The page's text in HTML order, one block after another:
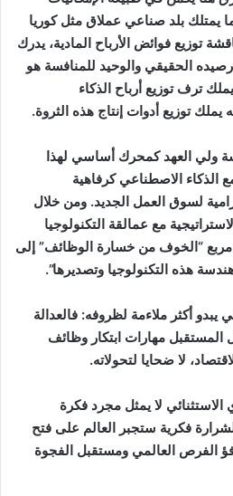
يمتلك بلد صناعي عملاق مثل كوريا
توزيع فوائض الأرباح المادية، يدرك
الحقيقي والوحيد للمنافسة هو
ترف توزيع أرباح الذكاء
توزيع أدوات إنتاج هذه الثروة.
ولي العهد كمحرك أساسي لهذا
الذكاء الاصطناعي كرفاهية
لسوق العمل الجديد. ومن خلال
مع عمالقة التكنولوجيا
“الخوف من خسارة الوظائف” إلى
هذه التكنولوجيا وتصديرها”.
يبدو أكثر ملاءمة لظروفه: فالعدالة
المستقبل مهارات ابتكار وظائف
لا ضحايا لتحولاته.
الاستثنائي لا يمثل مجرد فكرة
فكرية ستجبر العالم على فتح
الفرص العالمي ومستقبل الفجوة